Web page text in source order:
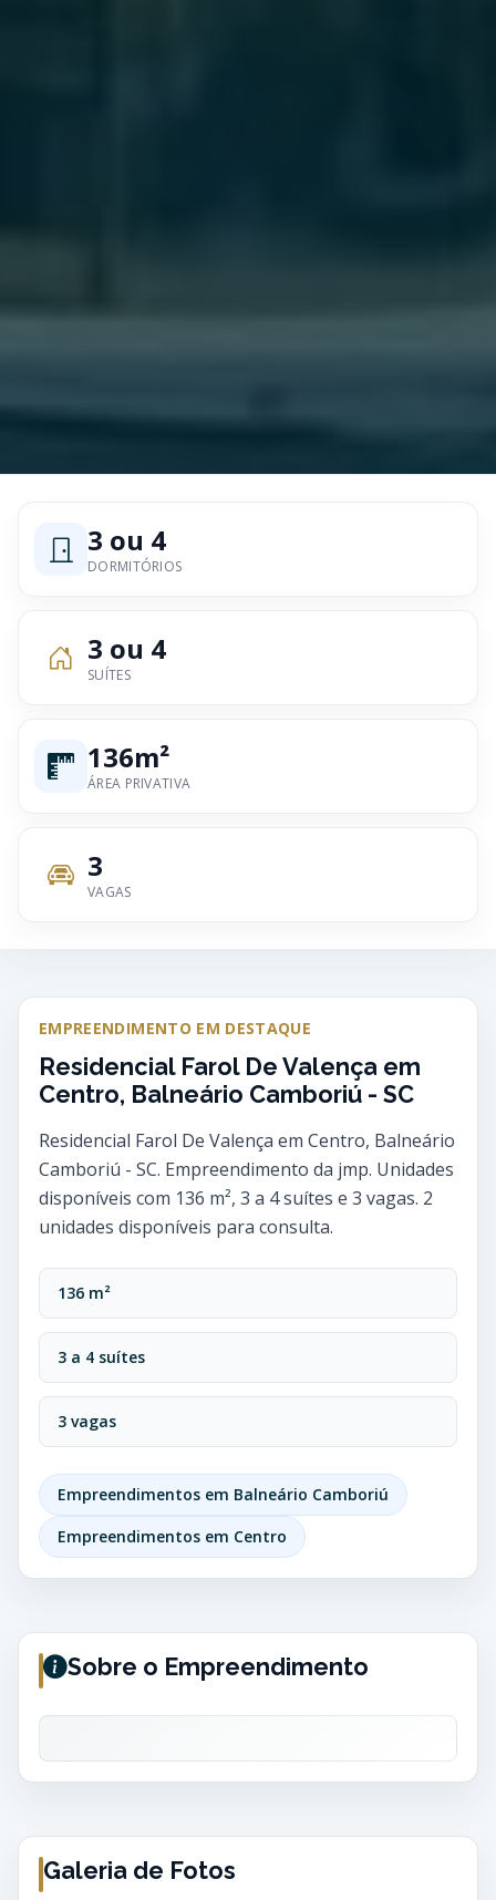
3 ou 4
DORMITÓRIOS
3 ou 4
SUÍTES
136m²
ÁREA PRIVATIVA
3
VAGAS
EMPREENDIMENTO EM DESTAQUE
Residencial Farol De Valença em
Centro, Balneário Camboriú - SC
Residencial Farol De Valença em Centro, Balneário
Camboriú - SC. Empreendimento da jmp. Unidades
disponíveis com 136 m², 3 a 4 suítes e 3 vagas. 2
unidades disponíveis para consulta.
136 m²
3 a 4 suítes
3 vagas
Empreendimentos em Balneário Camboriú
Empreendimentos em Centro
Sobre o Empreendimento
Galeria de Fotos